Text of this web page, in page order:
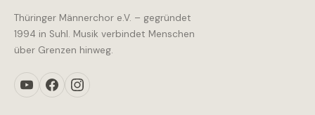
Thüringer Männerchor e.V. – gegründet
1994 in Suhl. Musik verbindet Menschen
über Grenzen hinweg.